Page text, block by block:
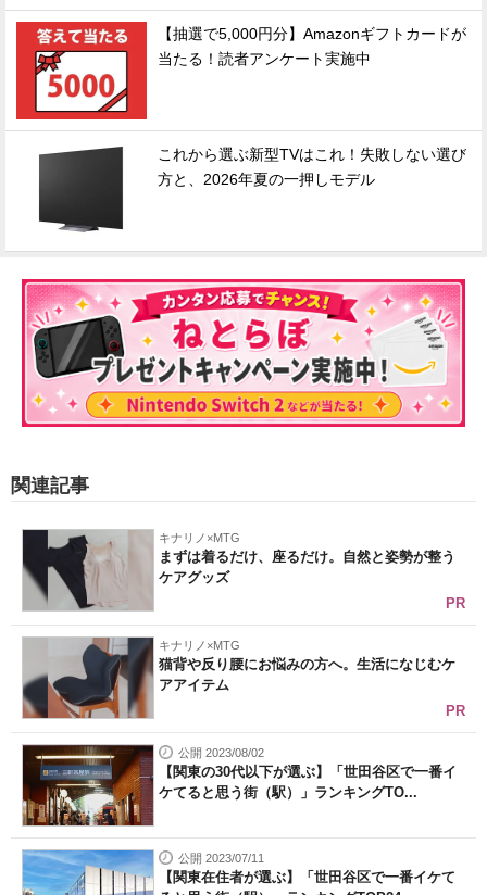
【抽選で5,000円分】Amazonギフトカードが
当たる！読者アンケート実施中
これから選ぶ新型TVはこれ！失敗しない選び
方と、2026年夏の一押しモデル
関連記事
キナリノ×MTG
まずは着るだけ、座るだけ。自然と姿勢が整う
ケアグッズ
PR
キナリノ×MTG
猫背や反り腰にお悩みの方へ。生活になじむケ
アアイテム
PR
公開 2023/08/02
【関東の30代以下が選ぶ】「世田谷区で一番イ
ケてると思う街（駅）」ランキングTO...
公開 2023/07/11
【関東在住者が選ぶ】「世田谷区で一番イケて